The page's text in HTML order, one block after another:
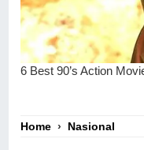
Home › Nasional